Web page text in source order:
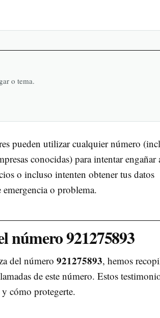
o tema.
pueden utilizar cualquier número
conocidas) para intentar engañar
o incluso intenten obtener tus datos
o problema.
número 921275893
del número 921275893, hemos
de este número. Estos
cómo protegerte.